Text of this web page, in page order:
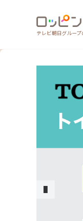
テレビ朝日グルー
前のスライ